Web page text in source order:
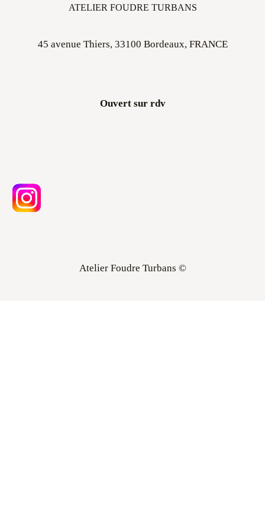
ATELIER FOUDRE TURBANS
45 avenue Thiers, 33100 Bordeaux, FRANCE
Ouvert sur rdv
Atelier Foudre Turbans ©